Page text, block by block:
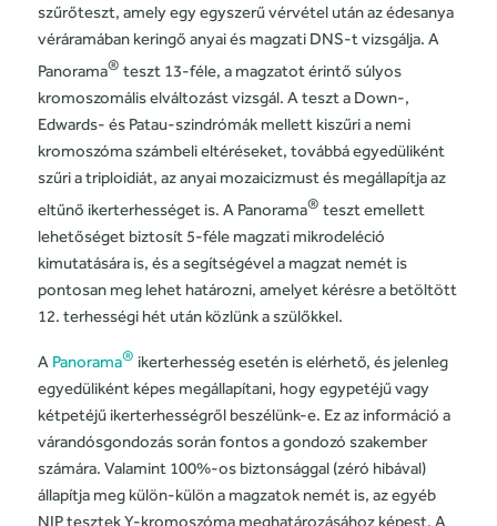
szűrőteszt, amely egy egyszerű vérvétel után az édesanya
véráramában keringő anyai és magzati DNS-t vizsgálja. A
Panorama® teszt 13-féle, a magzatot érintő súlyos
kromoszomális elváltozást vizsgál. A teszt a Down-,
Edwards- és Patau-szindrómák mellett kiszűri a nemi
kromoszóma számbeli eltéréseket, továbbá egyedüliként
szűri a triploidiát, az anyai mozaicizmust és megállapítja az
eltűnő ikerterhességet is. A Panorama® teszt emellett
lehetőséget biztosít 5-féle magzati mikrodeléció
kimutatására is, és a segítségével a magzat nemét is
pontosan meg lehet határozni, amelyet kérésre a betöltött
12. terhességi hét után közlünk a szülőkkel.
A Panorama® ikerterhesség esetén is elérhető, és jelenleg
egyedüliként képes megállapítani, hogy egypetéjű vagy
kétpetéjű ikerterhességről beszélünk-e. Ez az információ a
várandósgondozás során fontos a gondozó szakember
számára. Valamint 100%-os biztonsággal (zéró hibával)
állapítja meg külön-külön a magzatok nemét is, az egyéb
NIP tesztek Y-kromoszóma meghatározásához képest. A